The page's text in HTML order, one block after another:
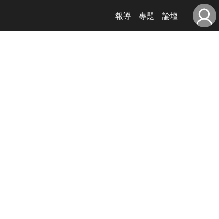
報導 專題 論壇